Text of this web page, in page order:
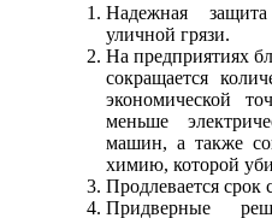
Надежная
уличной грязи.
На предприятиях
сокращается
экономической
меньше
машин, а также
химию, которой
Продлевается
Придверные